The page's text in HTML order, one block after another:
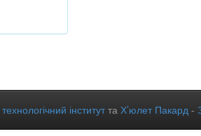
інститутта Х’юлет Пакард -